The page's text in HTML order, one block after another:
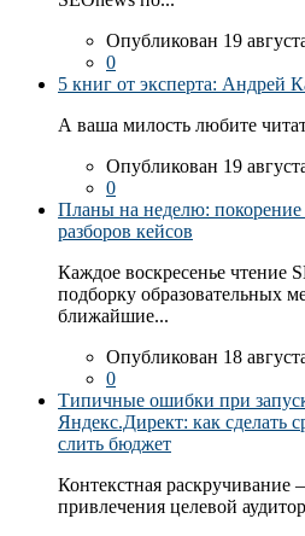
Опубликован 19
0
5 книг от эксперта: Андрей
А ваша милость любите
Опубликован 19
0
Планы на неделю:
разборов кейсов
Каждое воскресенье чтение
подборку образовательных
ближайшие...
Опубликован 18
0
Типичные ошибки при
Яндекс.Директ: как сделать
слить бюджет
Контекстная
привлечения целевой